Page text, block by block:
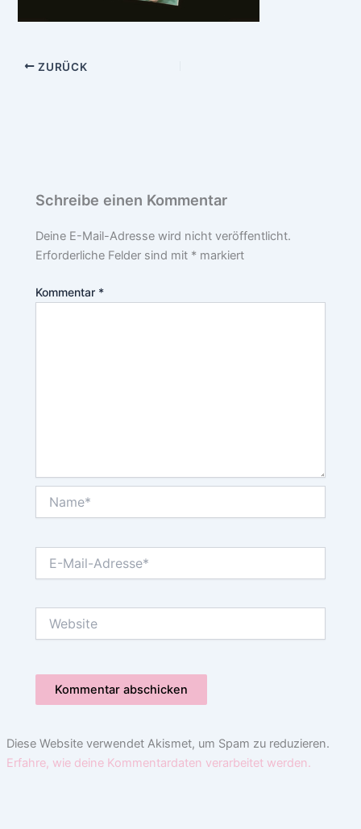
ZURÜCK
Schreibe einen Kommentar
Deine E-Mail-Adresse wird nicht veröffentlicht.
Erforderliche Felder sind mit * markiert
Kommentar *
Mail-
Diese Website verwendet Akismet, um Spam zu reduzieren.
Erfahre, wie deine Kommentardaten verarbeitet werden.